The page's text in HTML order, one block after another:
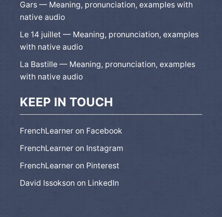
Gars — Meaning, pronunciation, examples with
native audio
Le 14 juillet — Meaning, pronunciation, examples
with native audio
La Bastille — Meaning, pronunciation, examples
with native audio
KEEP IN TOUCH
FrenchLearner on Facebook
FrenchLearner on Instagram
FrenchLearner on Pinterest
David Issokson on LinkedIn